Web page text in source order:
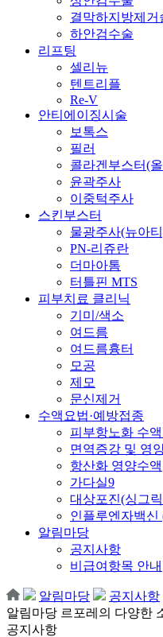
결막하지방제거
하안검수술
리프팅
셀리뉴
텐트리플
Re-V
안티에이징시술
보톡스
필러
콜라겐부스터(
윤곽주사
이중턱주사
스킨부스터
물광주사(뉴아
PN-리쥬란
더마아톰
터틀핀 MTS
피부치료 클리닉
기미/색소
여드름
여드름흉터
모공
제모
문신제거
수액요법·예방접종
피부항노화 수
면역증강 및 영
항산화 영양수액
가다실9
대상포진(싱그
인플루엔자백신
알림마당
공지사항
비급여항목 안내
알림마당
공지사항
알림마당 르포레의 다양한
공지사항